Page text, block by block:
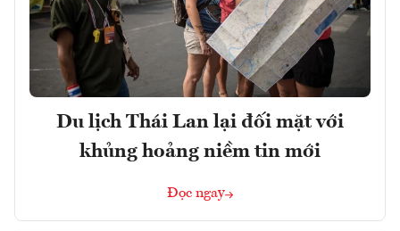
Du lịch Thái Lan lại đối mặt với
khủng hoảng niềm tin mới
Đọc ngay